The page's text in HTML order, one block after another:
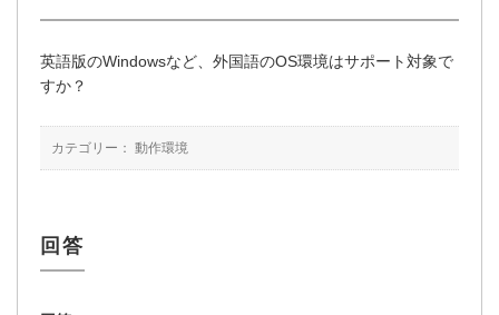
英語版のWindowsなど、外国語のOS環境はサポート対象で
すか？
カテゴリー： 動作環境